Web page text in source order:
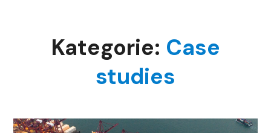
Kategorie: Case
studies